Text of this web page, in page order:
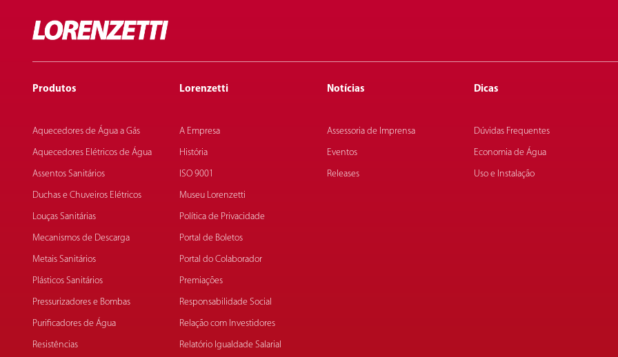
Produtos
Aquecedores de Água a Gás
Aquecedores Elétricos de Água
Assentos Sanitários
Duchas e Chuveiros Elétricos
Louças Sanitárias
Mecanismos de Descarga
Metais Sanitários
Plásticos Sanitários
Pressurizadores e Bombas
Purificadores de Água
Resistências
Lorenzetti
A Empresa
História
ISO 9001
Museu Lorenzetti
Política de Privacidade
Portal de Boletos
Portal do Colaborador
Premiações
Responsabilidade Social
Relação com Investidores
Relatório Igualdade Salarial
Notícias
Assessoria de Imprensa
Eventos
Releases
Dicas
Dúvidas Frequentes
Economia de Água
Uso e Instalação